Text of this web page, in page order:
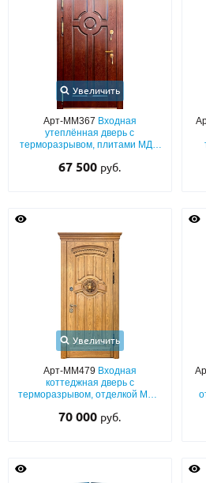
Увеличить
Арт-ММ367 Входная
утеплённая дверь с
терморазрывом, плитами МДФ
сторон
67 500 руб.
Увеличить
Арт-ММ479 Входная
коттеджная дверь с
терморазрывом, отделкой МДФ
раскладом, карнизом и декором
70 000 руб.